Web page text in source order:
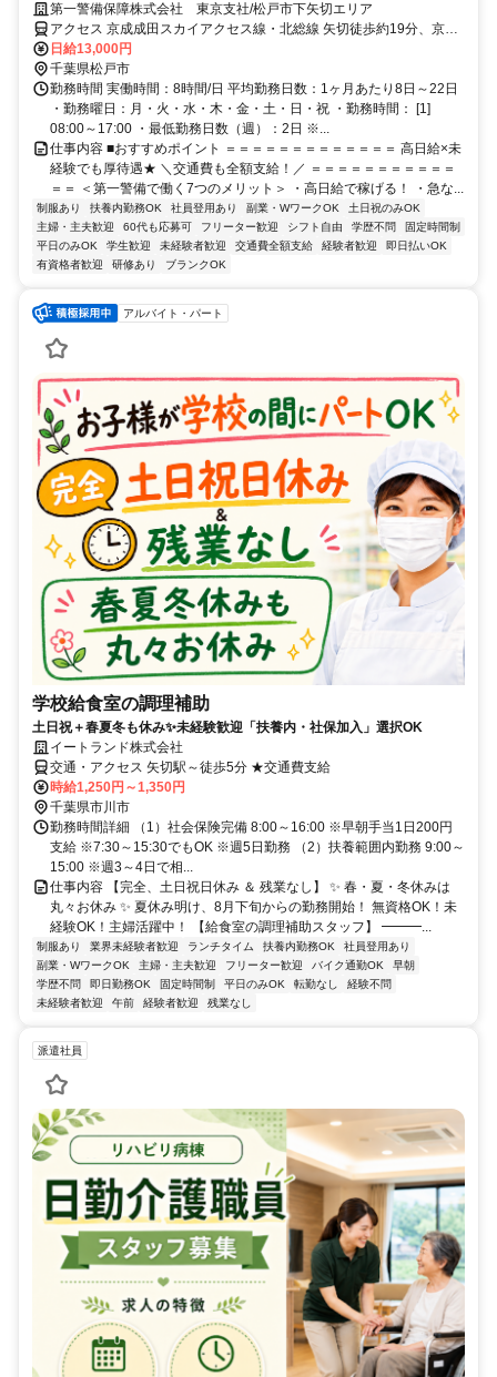
未経験歓迎★
第一警備保障株式会社 東京支社/松戸市下矢切エリア
アクセス 京成成田スカイアクセス線・北総線 矢切徒歩約19分、京成
金町線 京成金町徒歩約30分、ＪＲ常磐線/東京メトロ千代田線 金町
（東京都）南口徒歩約30分 直行直帰OK＊交通費全額支給＊
日給13,000円
千葉県松戸市
勤務時間 実働時間：8時間/日 平均勤務日数：1ヶ月あたり8日～22日
・勤務曜日：月・火・水・木・金・土・日・祝 ・勤務時間： [1]
08:00～17:00 ・最低勤務日数（週）：2日 ※...
仕事内容 ■おすすめポイント ＝＝＝＝＝＝＝＝＝＝＝＝＝ 高日給×未
経験でも厚待遇★ ＼交通費も全額支給！／ ＝＝＝＝＝＝＝＝＝＝＝
＝＝ ＜第一警備で働く7つのメリット＞ ・高日給で稼げる！ ・急な...
制服あり 扶養内勤務OK 社員登用あり 副業・WワークOK
土日祝のみOK
主婦・主夫歓迎
60代も応募可 フリーター歓迎 シフト自由 学歴不問
固定時間制
平日のみOK
学生歓迎 未経験者歓迎 交通費全額支給 経験者歓迎
即日払いOK
有資格者歓迎
研修あり ブランクOK
アルバイト・パート
学校給食室の調理補助
土日祝＋春夏冬も休み✨未経験歓迎「扶養内・社保加入」選択OK
イートランド株式会社
交通・アクセス 矢切駅～徒歩5分 ★交通費支給
時給1,250円～1,350円
千葉県市川市
勤務時間詳細 （1）社会保険完備 8:00～16:00 ※早朝手当1日200円
支給 ※7:30～15:30でもOK ※週5日勤務 （2）扶養範囲内勤務 9:00～
15:00 ※週3～4日で相...
仕事内容 【完全、土日祝日休み ＆ 残業なし】 ✨ 春・夏・冬休みは
丸々お休み ✨ 夏休み明け、8月下旬からの勤務開始！ 無資格OK！未
経験OK！主婦活躍中！ 【給食室の調理補助スタッフ】 ━━━...
制服あり 業界未経験者歓迎 ランチタイム 扶養内勤務OK
社員登用あり
副業・WワークOK
主婦・主夫歓迎 フリーター歓迎 バイク通勤OK
早朝
学歴不問
即日勤務OK 固定時間制 平日のみOK 転勤なし
経験不問
未経験者歓迎
午前 経験者歓迎 残業なし
派遣社員